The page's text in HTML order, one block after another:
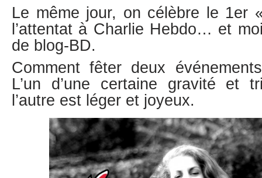
Le même jour, on célèbre le 1er
l’attentat à Charlie Hebdo… et
de blog-BD.
Comment fêter deux
L’un d’une certaine gravité et
l’autre est léger et joyeux.